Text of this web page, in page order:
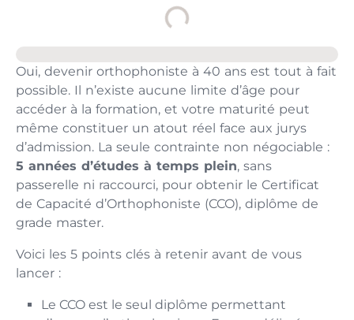
Oui, devenir orthophoniste à 40 ans est tout à fait
possible. Il n’existe aucune limite d’âge pour
accéder à la formation, et votre maturité peut
même constituer un atout réel face aux jurys
d’admission. La seule contrainte non négociable :
5 années d’études à temps plein, sans
passerelle ni raccourci, pour obtenir le Certificat
de Capacité d’Orthophoniste (CCO), diplôme de
grade master.
Voici les 5 points clés à retenir avant de vous
lancer :
Le CCO est le seul diplôme permettant